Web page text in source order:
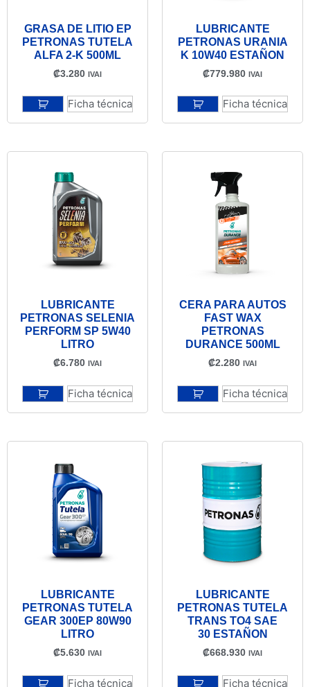
GRASA DE LITIO EP
PETRONAS TUTELA
ALFA 2-K 500ML
₡3.280 IVAI
Ficha técnica
LUBRICANTE
PETRONAS URANIA
K 10W40 ESTAÑON
₡779.980 IVAI
Ficha técnica
LUBRICANTE
PETRONAS SELENIA
PERFORM SP 5W40
LITRO
₡6.780 IVAI
Ficha técnica
CERA PARA AUTOS
FAST WAX
PETRONAS
DURANCE 500ML
₡2.280 IVAI
Ficha técnica
LUBRICANTE
PETRONAS TUTELA
GEAR 300EP 80W90
LITRO
₡5.630 IVAI
Ficha técnica
LUBRICANTE
PETRONAS TUTELA
TRANS TO4 SAE
30 ESTAÑON
₡668.930 IVAI
Ficha técnica